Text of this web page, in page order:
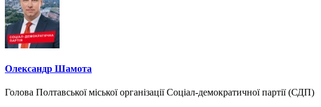
Олександр Шамота
Голова Полтавської міської організації Соціал-демократичної партії (СДП)